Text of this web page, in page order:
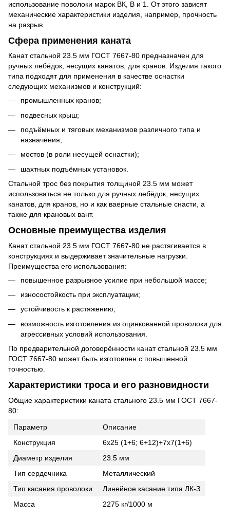
использование поволоки марок ВК, В и 1. От этого зависят
механические характеристики изделия, например, прочность
на разрыв.
Сфера применения каната
Канат стальной 23.5 мм ГОСТ 7667-80 предназначен для
ручных лебёдок, несущих канатов, для кранов. Изделия такого
типа подходят для применения в качестве оснастки
следующих механизмов и конструкций:
промышленных кранов;
подвесных крыш;
подъёмных и тяговых механизмов различного типа и
назначения;
мостов (в роли несущей оснастки);
шахтных подъёмных установок.
Стальной трос без покрытия толщиной 23.5 мм может
использоваться не только для ручных лебёдок, несущих
канатов, для кранов, но и как ваерные стальные снасти, а
также для крановых вант.
Основные преимущества изделия
Канат стальной 23.5 мм ГОСТ 7667-80 не растягивается в
конструкциях и выдерживает значительные нагрузки.
Преимущества его использования:
повышенное разрывное усилие при небольшой массе;
износостойкость при эксплуатации;
устойчивость к растяжению;
возможность изготовления из оцинкованной проволоки для
агрессивных условий использования.
По предварительной договорённости канат стальной 23.5 мм
ГОСТ 7667-80 может быть изготовлен с повышенной
точностью.
Характеристики троса и его разновидности
Общие характеристики каната стального 23.5 мм ГОСТ 7667-
80:
Параметр
Описание
Конструкция
6х25 (1+6; 6+12)+7х7(1+6)
Диаметр изделия
23.5 мм
Тип сердечника
Металлический
Тип касания проволоки
Линейное касание типа ЛК-З
Масса
2275 кг/1000 м